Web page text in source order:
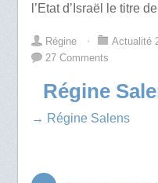
l’Etat d’Israël le titre
Régine ⋅ Actualité
27 Comments
Régine
→ Régine Salens